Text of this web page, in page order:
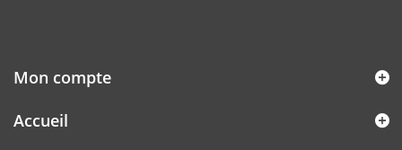
Mon compte
Accueil